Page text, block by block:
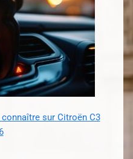
sur Citroën C3